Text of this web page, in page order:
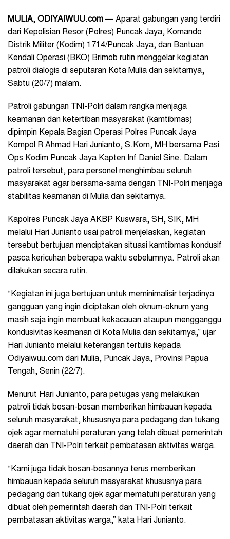
MULIA, ODIYAIWUU.com — Aparat gabungan yang terdiri
dari Kepolisian Resor (Polres) Puncak Jaya, Komando
Distrik Militer (Kodim) 1714/Puncak Jaya, dan Bantuan
Kendali Operasi (BKO) Brimob rutin menggelar kegiatan
patroli dialogis di seputaran Kota Mulia dan sekitarnya,
Sabtu (20/7) malam.
Patroli gabungan TNI-Polri dalam rangka menjaga
keamanan dan ketertiban masyarakat (kamtibmas)
dipimpin Kepala Bagian Operasi Polres Puncak Jaya
Kompol R Ahmad Hari Junianto, S.Kom, MH bersama Pasi
Ops Kodim Puncak Jaya Kapten Inf Daniel Sine. Dalam
patroli tersebut, para personel menghimbau seluruh
masyarakat agar bersama-sama dengan TNI-Polri menjaga
stabilitas keamanan di Mulia dan sekitarnya.
Kapolres Puncak Jaya AKBP Kuswara, SH, SIK, MH
melalui Hari Junianto usai patroli menjelaskan, kegiatan
tersebut bertujuan menciptakan situasi kamtibmas kondusif
pasca kericuhan beberapa waktu sebelumnya. Patroli akan
dilakukan secara rutin.
“Kegiatan ini juga bertujuan untuk meminimalisir terjadinya
gangguan yang ingin diciptakan oleh oknum-oknum yang
masih saja ingin membuat kekacauan ataupun mengganggu
kondusivitas keamanan di Kota Mulia dan sekitarnya,” ujar
Hari Junianto melalui keterangan tertulis kepada
Odiyaiwuu.com dari Mulia, Puncak Jaya, Provinsi Papua
Tengah, Senin (22/7).
Menurut Hari Junianto, para petugas yang melakukan
patroli tidak bosan-bosan memberikan himbauan kepada
seluruh masyarakat, khususnya para pedagang dan tukang
ojek agar mematuhi peraturan yang telah dibuat pemerintah
daerah dan TNI-Polri terkait pembatasan aktivitas warga.
“Kami juga tidak bosan-bosannya terus memberikan
himbauan kepada seluruh masyarakat khususnya para
pedagang dan tukang ojek agar mematuhi peraturan yang
dibuat oleh pemerintah daerah dan TNI-Polri terkait
pembatasan aktivitas warga,” kata Hari Junianto.